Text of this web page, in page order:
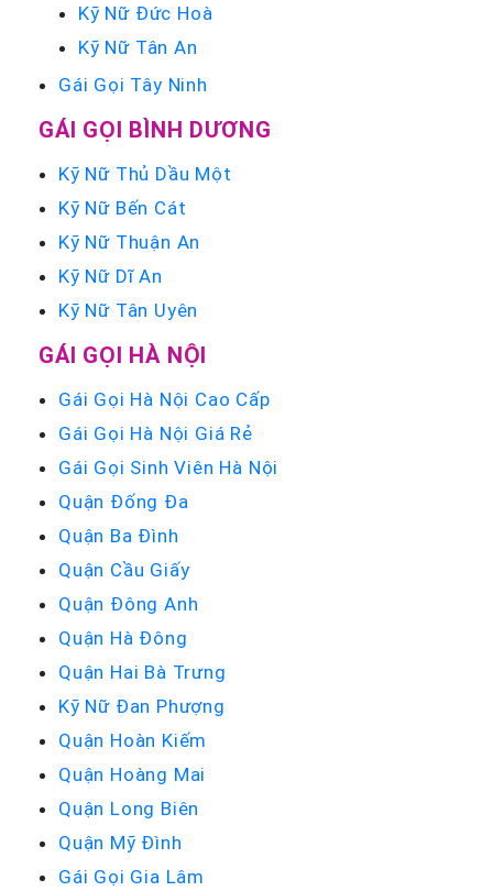
Kỹ Nữ Đức Hoà
Kỹ Nữ Tân An
Gái Gọi Tây Ninh
GÁI GỌI BÌNH DƯƠNG
Kỹ Nữ Thủ Dầu Một
Kỹ Nữ Bến Cát
Kỹ Nữ Thuận An
Kỹ Nữ Dĩ An
Kỹ Nữ Tân Uyên
GÁI GỌI HÀ NỘI
Gái Gọi Hà Nội Cao Cấp
Gái Gọi Hà Nội Giá Rẻ
Gái Gọi Sinh Viên Hà Nội
Quận Đống Đa
Quận Ba Đình
Quận Cầu Giấy
Quận Đông Anh
Quận Hà Đông
Quận Hai Bà Trưng
Kỹ Nữ Đan Phượng
Quận Hoàn Kiếm
Quận Hoàng Mai
Quận Long Biên
Quận Mỹ Đình
Gái Gọi Gia Lâm